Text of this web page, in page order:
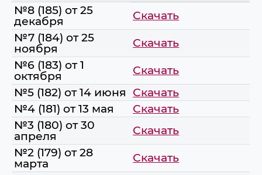
№8 (185) от 25
декабря
Скачать
№7 (184) от 25
ноября
Скачать
№6 (183) от 1
октября
Скачать
№5 (182) от 14 июня Скачать
№4 (181) от 13 мая
Скачать
№3 (180) от 30
апреля
Скачать
№2 (179) от 28
марта
Скачать